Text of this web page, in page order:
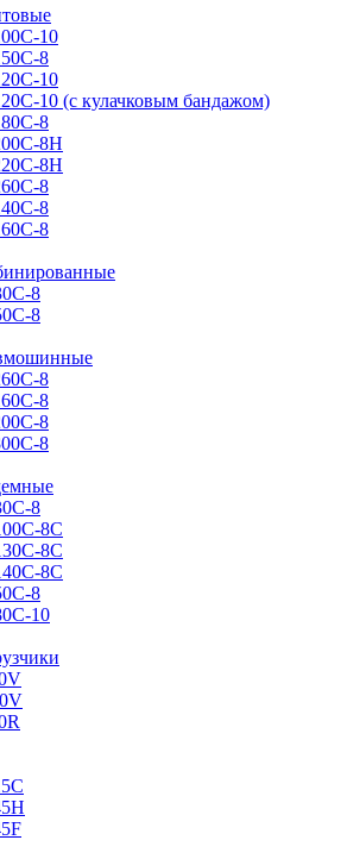
10
8
10
10 (с кулачковым бандажом)
8
8H
8H
8
8
8
8
8
8
8
8
8
8
8С
8С
8С
8
10